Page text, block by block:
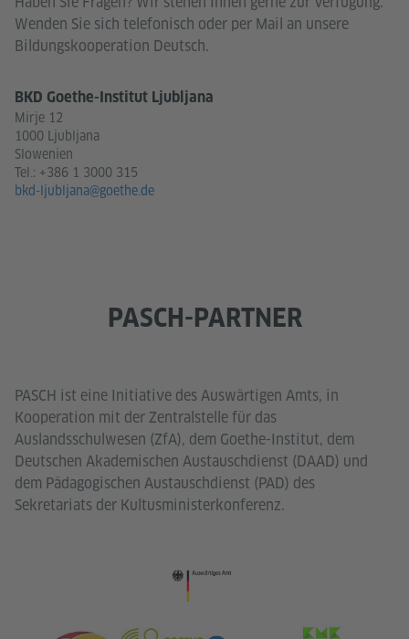
Wenden Sie sich telefonisch oder per Mail an unsere
Bildungskooperation Deutsch.
BKD Goethe-Institut Ljubljana
Mirje 12
1000 Ljubljana
Slowenien
Tel.: +386 1 3000 315
bkd-ljubljana@goethe.de
PASCH-PARTNER
PASCH ist eine Initiative des Auswärtigen Amts, in
Kooperation mit der Zentralstelle für das
Auslandsschulwesen (ZfA), dem Goethe-Institut, dem
Deutschen Akademischen Austauschdienst (DAAD) und
dem Pädagogischen Austauschdienst (PAD) des
Sekretariats der Kultusministerkonferenz.